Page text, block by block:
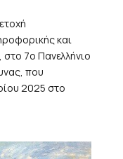
και
7ο Πανελλήνιο
που
2025 στο